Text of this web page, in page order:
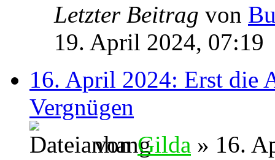
Letzter Beitrag von
19. April 2024, 07:19
16. April 2024: Erst die
Vergnügen
vonGilda » 16.